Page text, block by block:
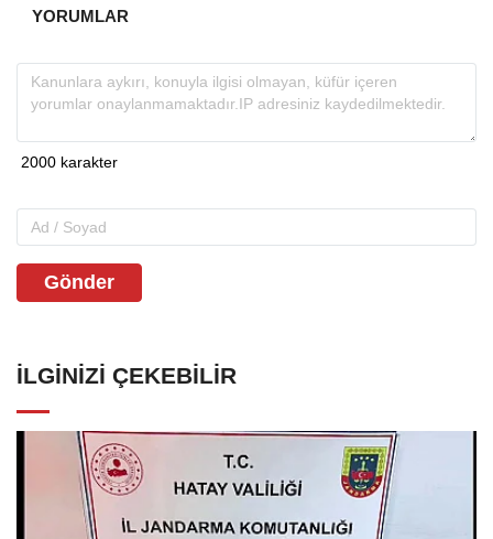
YORUMLAR
Gönder
İLGINIZI ÇEKEBILIR